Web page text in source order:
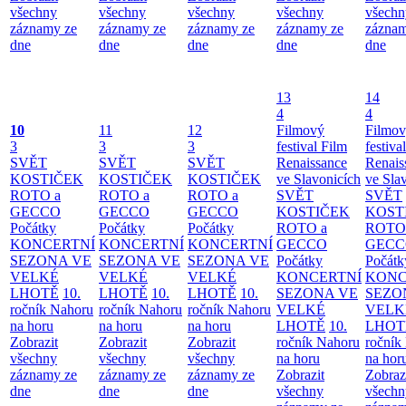
všechny
záznamy ze
dne
všechny
záznamy ze
dne
všechny
záznamy ze
dne
všechny
záznamy ze
dne
dne
10
3
SVĚT
KOSTIČEK
ROTO a
GECCO
Počátky
KONCERTNÍ
SEZONA VE
VELKÉ
LHOTĚ 10.
ročník Nahoru
na horu
Zobrazit
všechny
záznamy ze
dne
11
3
SVĚT
KOSTIČEK
ROTO a
GECCO
Počátky
KONCERTNÍ
SEZONA VE
VELKÉ
LHOTĚ 10.
ročník Nahoru
na horu
Zobrazit
všechny
záznamy ze
dne
12
3
SVĚT
KOSTIČEK
ROTO a
GECCO
Počátky
KONCERTNÍ
SEZONA VE
VELKÉ
LHOTĚ 10.
ročník Nahoru
na horu
Zobrazit
všechny
záznamy ze
dne
13
4
Filmový
festival Film
Renaissance
ve Slavonicích
SVĚT
KOSTIČEK
ROTO a
GECCO
Počátky
KONCERTNÍ
SEZONA VE
VELKÉ
LHOTĚ 10.
ročník Nahoru
na horu
Zobrazit
všechny
14
4
ve
SVĚT
ročník
na